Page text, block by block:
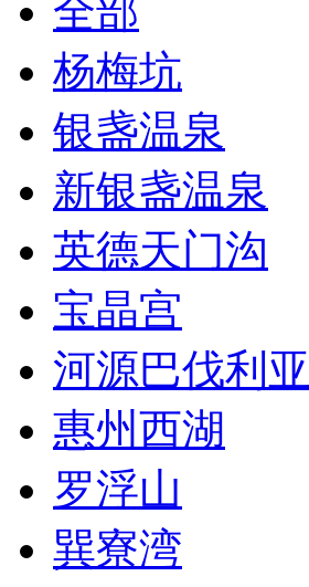
全部
杨梅坑
银盏温泉
新银盏温泉
英德天门沟
宝晶宫
河源巴伐利
惠州西湖
罗浮山
巽寮湾